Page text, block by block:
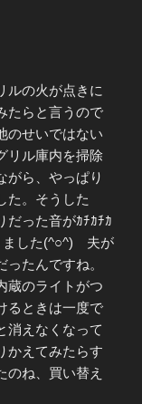
ルの火が点きに
たらと言うので
のせいではない
リル庫内を掃除
がら、やっぱり
た。そうした
だった音がｶﾁｶﾁｶ
ました(^○^) 夫が
たんですね。
蔵のライトがつ
るときは一度で
消えなくなって
かえてみたらす
のね、買い替え